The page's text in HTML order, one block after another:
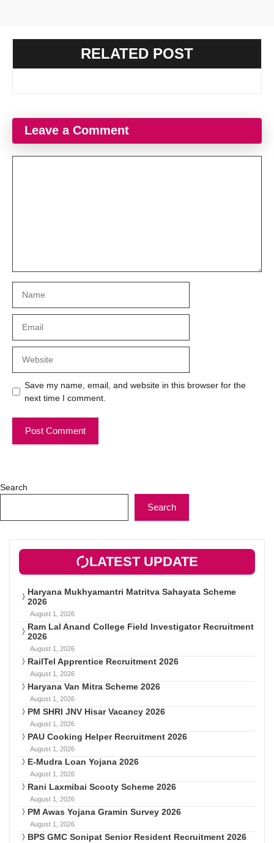
RELATED POST
Leave a Comment
Save my name, email, and website in this browser for the
next time I comment.
Search
Search
LATEST UPDATE
Haryana Mukhyamantri Matritva Sahayata Scheme
2026
August 1, 2026
Ram Lal Anand College Field Investigator Recruitment
2026
August 1, 2026
RailTel Apprentice Recruitment 2026
August 1, 2026
Haryana Van Mitra Scheme 2026
August 1, 2026
PM SHRI JNV Hisar Vacancy 2026
August 1, 2026
PAU Cooking Helper Recruitment 2026
August 1, 2026
E-Mudra Loan Yojana 2026
August 1, 2026
Rani Laxmibai Scooty Scheme 2026
August 1, 2026
PM Awas Yojana Gramin Survey 2026
August 1, 2026
BPS GMC Sonipat Senior Resident Recruitment 2026